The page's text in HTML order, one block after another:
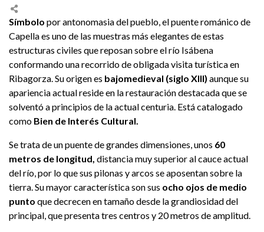
Símbolo por antonomasia del pueblo, el puente románico de
Capella es uno de las muestras más elegantes de estas
estructuras civiles que reposan sobre el río Isábena
conformando una recorrido de obligada visita turística en
Ribagorza. Su origen es bajomedieval (siglo XIII) aunque su
apariencia actual reside en la restauración destacada que se
solventó a principios de la actual centuria. Está catalogado
como Bien de Interés Cultural.
Se trata de un puente de grandes dimensiones, unos 60
metros de longitud, distancia muy superior al cauce actual
del río, por lo que sus pilonas y arcos se aposentan sobre la
tierra. Su mayor característica son sus ocho ojos de medio
punto que decrecen en tamaño desde la grandiosidad del
principal, que presenta tres centros y 20 metros de amplitud.